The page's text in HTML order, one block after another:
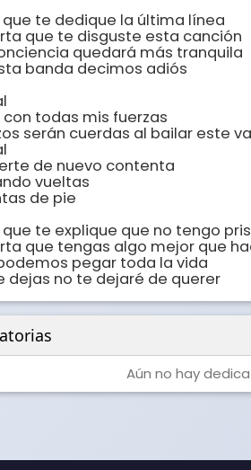
te dedique la última línea
que te disguste esta canción
quedará más tranquila
banda decimos adiós
todas mis fuerzas
serán cuerdas al bailar este
de nuevo contenta
vueltas
de pie
te explique que no tengo
que tengas algo mejor que
pegar toda la vida
dejas no te dejaré de querer
Aún no hay